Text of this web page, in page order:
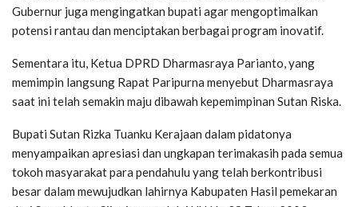
Gubernur juga mengingatkan bupati agar mengoptimalkan
potensi rantau dan menciptakan berbagai program inovatif.
Sementara itu, Ketua DPRD Dharmasraya Parianto, yang
memimpin langsung Rapat Paripurna menyebut Dharmasraya
saat ini telah semakin maju dibawah kepemimpinan Sutan Riska.
Bupati Sutan Rizka Tuanku Kerajaan dalam pidatonya
menyampaikan apresiasi dan ungkapan terimakasih pada semua
tokoh masyarakat para pendahulu yang telah berkontribusi
besar dalam mewujudkan lahirnya Kabupaten Hasil pemekaran